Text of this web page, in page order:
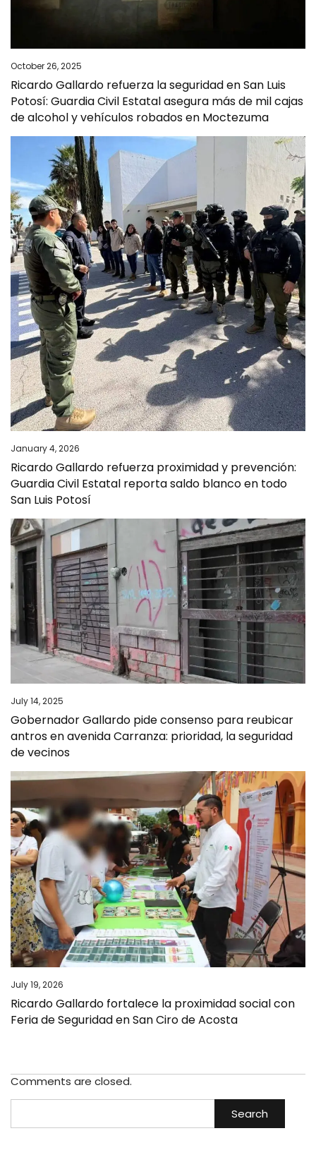
October 26, 2025
Ricardo Gallardo refuerza la seguridad en San Luis
Potosí: Guardia Civil Estatal asegura más de mil cajas
de alcohol y vehículos robados en Moctezuma
January 4, 2026
Ricardo Gallardo refuerza proximidad y prevención:
Guardia Civil Estatal reporta saldo blanco en todo
San Luis Potosí
July 14, 2025
Gobernador Gallardo pide consenso para reubicar
antros en avenida Carranza: prioridad, la seguridad
de vecinos
July 19, 2026
Ricardo Gallardo fortalece la proximidad social con
Feria de Seguridad en San Ciro de Acosta
Comments are closed.
Search